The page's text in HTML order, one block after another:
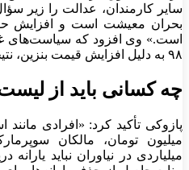
سایر کارمندان، عدالت را زیر
بحران معیشت است و افزایش
است.» وی افزود که سیاست‌های
۹۸ به دلیل افزایش قیمت بنزین، نتیجه تبعیض و فساد است.
چه کسانی باید از
میلیاردی در نیاوران نباید